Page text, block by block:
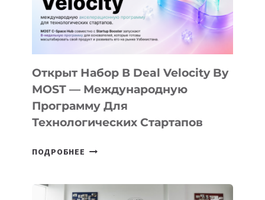
CAMP
ДАЛ
30
ПОДРОСТКАМ
БИЛЕТ
В
ПРЕДПРИНИМАТЕЛЬСТВО
Открыт Набор В Deal Velocity By
MOST — Международную
Программу Для
Технологических Стартапов
ПОДРОБНЕЕ ОТКРЫТ
DEAL